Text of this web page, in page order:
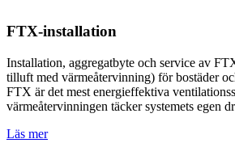
FTX-installation
Installation, aggregatbyte och service av
tilluft med värmeåtervinning) för bostäder
FTX är det mest energieffektiva
värmeåtervinningen täcker systemets egen
Läs mer